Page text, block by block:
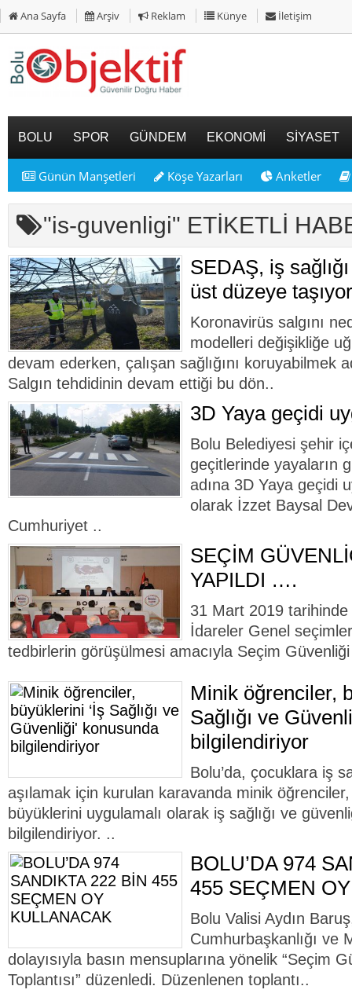
Ana Sayfa Arşiv Reklam Künye İletişim
BOLU SPOR GÜNDEM EKONOMİ SİYASET
Günün Manşetleri Köşe Yazarları Anketler
"is-guvenligi" ETİKETLİ
SEDAŞ, iş
üst düzeye taşıyor
Koronavirüs salgını
modelleri değişikliğe
devam ederken, çalışan sağlığını koruyabilmek
Salgın tehdidinin devam ettiği bu dön..
3D Yaya geçidi
Bolu Belediyesi şehir
geçitlerinde yayaların
adına 3D Yaya geçidi
olarak İzzet Baysal
Cumhuriyet ..
SEÇİM
YAPILDI ….
31 Mart 2019
İdareler Genel
tedbirlerin görüşülmesi amacıyla Seçim Güvenliği
Minik öğrenciler,
Sağlığı ve
bilgilendiriyor
Bolu’da, çocuklara iş
aşılamak için kurulan karavanda minik
büyüklerini uygulamalı olarak iş sağlığı ve
bilgilendiriyor. ..
BOLU’DA 974
455 SEÇMEN
Bolu Valisi Aydın
Cumhurbaşkanlığı ve
dolayısıyla basın mensuplarına yönelik “Seçim
Toplantısı” düzenledi. Düzenlenen toplantı..